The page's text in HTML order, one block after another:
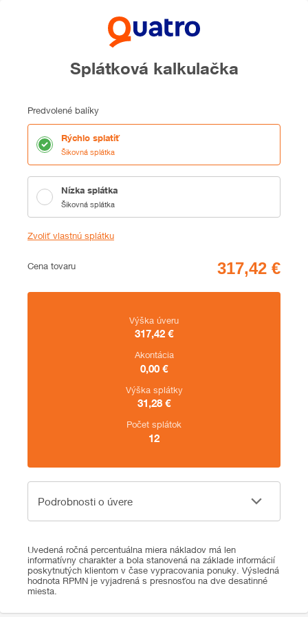
Splátková kalkulačka
Predvolené balíky
Rýchlo splatiť
Šikovná splátka
Nízka splátka
Šikovná splátka
Zvoliť vlastnú splátku
Cena
Cena tovaru
Zhrnutie
Výška úveru
317,42 €
Akontácia
0,00 €
Výška splátky
31,28 €
Počet splátok
12
Podrobnosti o úvere
Podrobnosti o úvere
Uvedená ročná percentuálna miera nákladov má len
informatívny charakter a bola stanovená na základe informácií
poskytnutých klientom v čase vypracovania ponuky. Výsledná
hodnota RPMN je vyjadrená s presnosťou na dve desatinné
miesta.